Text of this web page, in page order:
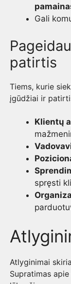
Gali
patirtis
Tiems, kurie
įgūdžiai ir
Klientų
spręsti
Atlyginimai
Supratimas